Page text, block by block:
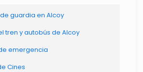
guardia en Alcoy
tren y autobús de Alcoy
emergencia
Cines